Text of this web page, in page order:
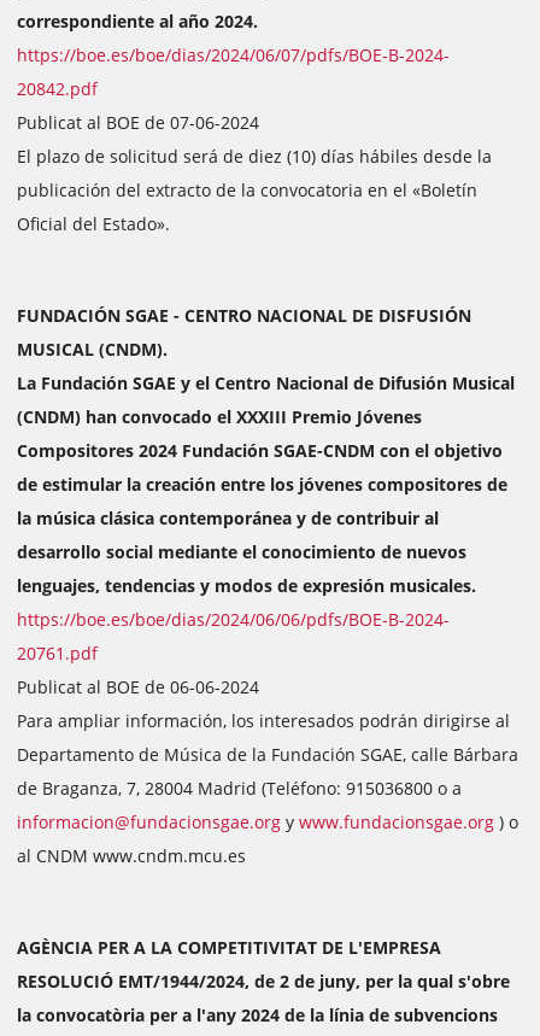
correspondiente al año 2024.
https://boe.es/boe/dias/2024/06/07/pdfs/BOE-B-2024-
20842.pdf
Publicat al BOE de 07-06-2024
El plazo de solicitud será de diez (10) días hábiles desde la
publicación del extracto de la convocatoria en el «Boletín
Oficial del Estado».
FUNDACIÓN SGAE - CENTRO NACIONAL DE DISFUSIÓN
MUSICAL (CNDM).
La Fundación SGAE y el Centro Nacional de Difusión Musical
(CNDM) han convocado el XXXIII Premio Jóvenes
Compositores 2024 Fundación SGAE-CNDM con el objetivo
de estimular la creación entre los jóvenes compositores de
la música clásica contemporánea y de contribuir al
desarrollo social mediante el conocimiento de nuevos
lenguajes, tendencias y modos de expresión musicales.
https://boe.es/boe/dias/2024/06/06/pdfs/BOE-B-2024-
20761.pdf
Publicat al BOE de 06-06-2024
Para ampliar información, los interesados podrán dirigirse al
Departamento de Música de la Fundación SGAE, calle Bárbara
de Braganza, 7, 28004 Madrid (Teléfono: 915036800 o a
informacion@fundacionsgae.org y www.fundacionsgae.org ) o
al CNDM www.cndm.mcu.es
AGÈNCIA PER A LA COMPETITIVITAT DE L'EMPRESA
RESOLUCIÓ EMT/1944/2024, de 2 de juny, per la qual s'obre
la convocatòria per a l'any 2024 de la línia de subvencions